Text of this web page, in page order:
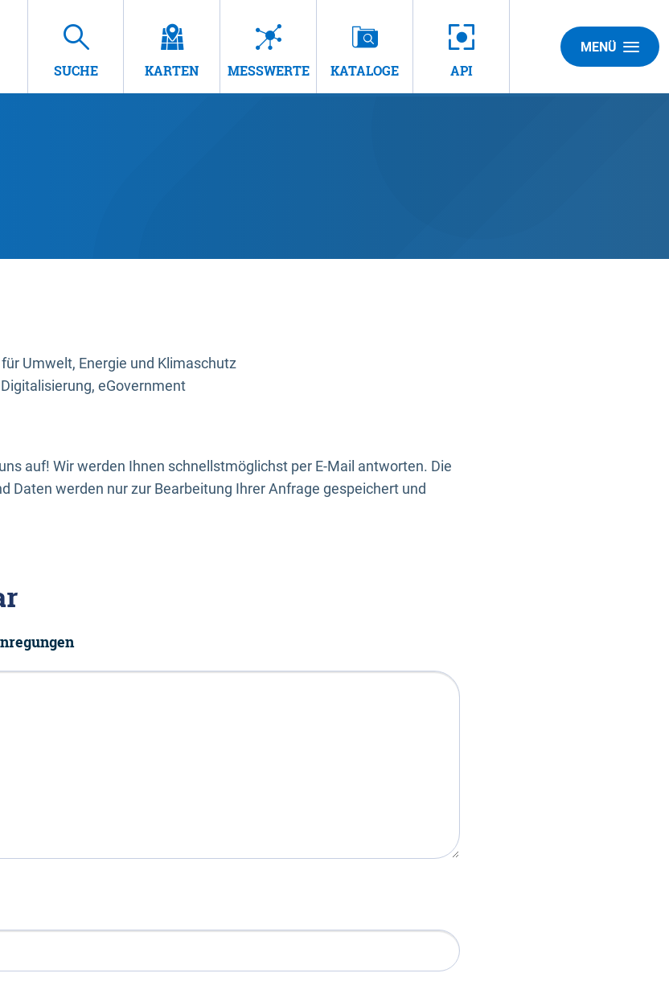
SUCHE KARTEN MESSWERTE KATALOGE API
MENÜ
Umwelt, Energie und Klimaschutz
eGovernment
auf! Wir werden Ihnen schnellstmöglichst per E-Mail antworten. Die
Daten werden nur zur Bearbeitung Ihrer Anfrage gespeichert und